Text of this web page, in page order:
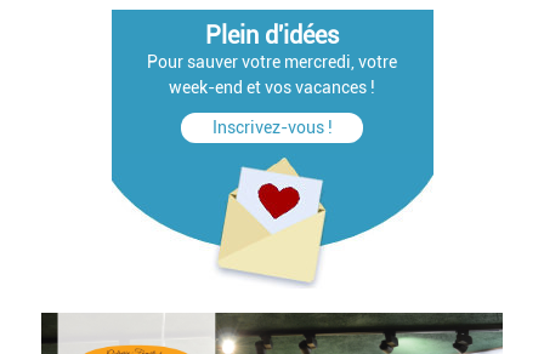
Plein d'idées
Pour sauver votre mercredi, votre
week-end et vos vacances !
Inscrivez-vous !